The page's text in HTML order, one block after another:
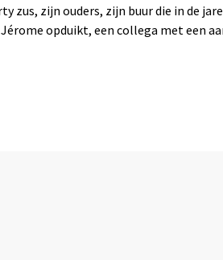
zijn ouders, zijn buur die in de
opduikt, een collega met een